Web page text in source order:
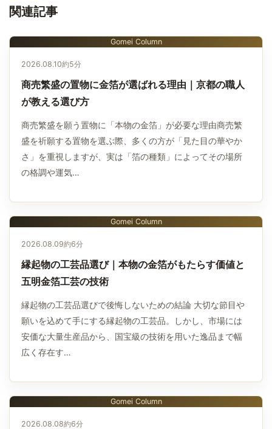
関連記事
Gomei Column
2026.08.10約5分
商売繁盛の置物に金箔が選ばれる理由｜京都の職人
が教える選び方
商売繁盛を願う置物に「本物の金箔」が必要な理由商売繁
盛を祈願する置物を選ぶ際、多くの方が「見た目の華やか
さ」を重視しますが、実は「箔の種類」によってその場所
の格調や運気…
Gomei Column
2026.08.09約6分
縁起物の工芸品選び｜本物の金箔がもたらす価値と
五明金箔工芸の技術
縁起物の工芸品選びで後悔しないための結論 大切な節目や
願いを込めて手にする縁起物の工芸品。しかし、市場には
安価な大量生産品から、国宝級の技術を用いた逸品まで幅
広く存在す…
Gomei Column
2026.08.08約6分